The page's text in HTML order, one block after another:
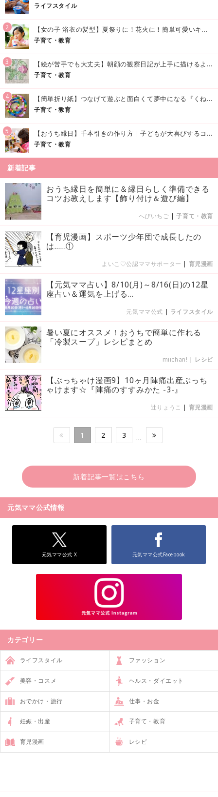
ライフスタイル
2 【女の子 浴衣の髪型】夏祭りに！花火に！簡単可愛いキッズの浴衣ヘアアレンジまとめ
子育て・教育
3 【絵が苦手でも大丈夫】朝顔の観察日記が上手に描けるようになる方法｜イラスト付き
子育て・教育
4 【簡単折り紙】つなげて遊ぶと面白くて夢中になる『くねくねへびさんの作り方』
子育て・教育
5 【おうち縁日】千本引きの作り方｜子どもが大喜びするコツやアイデア♪
子育て・教育
新着記事
おうち縁日を簡単に＆縁日らしく準備できる
コツお教えします【飾り付け＆遊び編】
へびいちご |子育て・教育
【育児漫画】スポーツ少年団で成長したの
は……①
よいこ♡公認ママサポーター | 育児漫画
【元気ママ占い】8/10(月)～8/16(日)の12星
座占い＆運気を上げる...
元気ママ公式 | ライフスタイル
暑い夏にオススメ！おうちで簡単に作れる
「冷製スープ」レシピまとめ
miichan! | レシピ
【ぶっちゃけ漫画9】10ヶ月陣痛出産ぶっち
ゃけます☆『陣痛のすすみかた -3-』
辻りょうこ | 育児漫画
1 2 3 …
新着記事一覧はこちら
元気ママ公式情報
元気ママ公式 X 元気ママ公式Facebook
カテゴリー
ライフスタイル ファッション
美容・コスメ ヘルス・ダイエット
おでかけ・旅行 仕事・お金
妊娠・出産 子育て・教育
育児漫画 レシピ